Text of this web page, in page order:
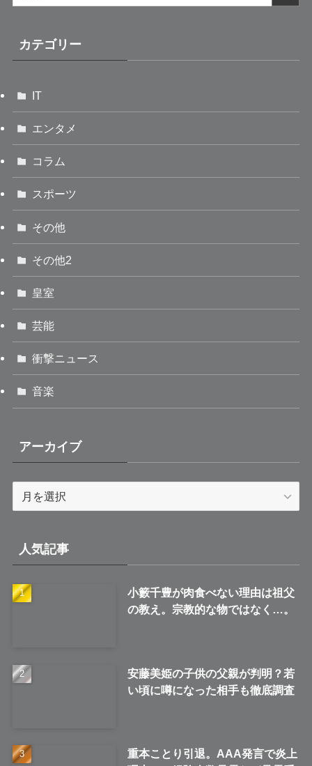
カテゴリー
IT
エンタメ
コラム
スポーツ
その他
その他2
皇室
芸能
衝撃ニュース
音楽
アーカイブ
ブ
人気記事
小籔千豊が肉食べない理由は祖父
の教え。宗教的な物ではなく…。
安藤美姫の子供の父親が判明？若
い頃に噂になった相手も徹底調査
重本ことり引退。AAA発言で炎上